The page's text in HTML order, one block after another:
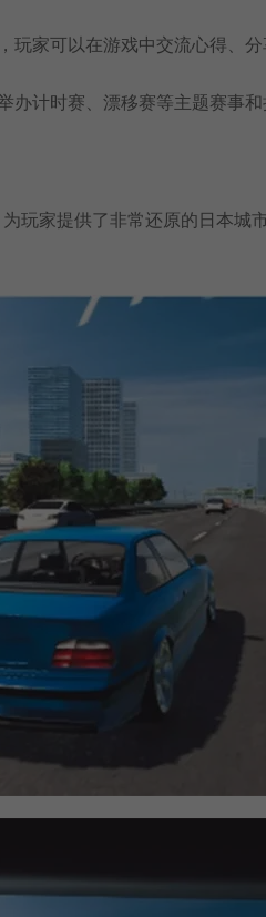
家可以在游戏中交流心得、分
计时赛、漂移赛等主题赛事
玩家提供了非常还原的日本城